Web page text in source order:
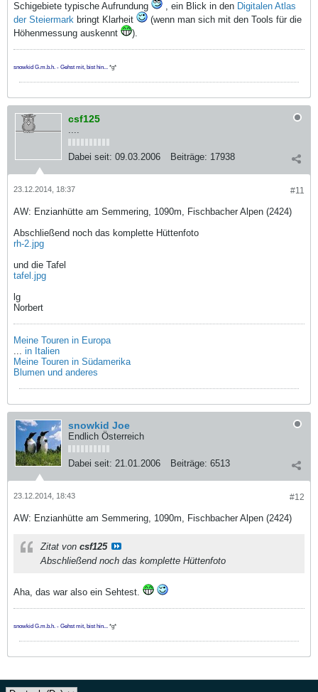
Schigebiete typische Aufrundung
, ein Blick in den Digitalen Atlas
der Steiermark bringt Klarheit
(wenn man sich mit den Tools für die
Höhenmessung auskennt
).
snowkid G.m.b.h. - Gehst mit, bist hin... *g*
csf125
....
Dabei seit: 09.03.2006 Beiträge: 17938
#11
23.12.2014, 18:37
AW: Enzianhütte am Semmering, 1090m, Fischbacher Alpen (2424)
Abschließend noch das komplette Hüttenfoto
rh-2.jpg
und die Tafel
tafel.jpg
lg
Norbert
Meine Touren in Europa
... in Italien
Meine Touren in Südamerika
Blumen und anderes
snowkid Joe
Endlich Österreich
Dabei seit: 21.01.2006 Beiträge: 6513
#12
23.12.2014, 18:43
AW: Enzianhütte am Semmering, 1090m, Fischbacher Alpen (2424)
Zitat von csf125
Abschließend noch das komplette Hüttenfoto
Aha, das war also ein Sehtest.
snowkid G.m.b.h. - Gehst mit, bist hin... *g*